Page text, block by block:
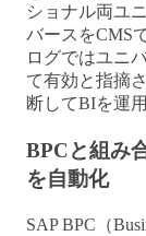
ショナル両ユ
バースをCMS
ログではユニ
て有効と指摘
断してBIを運
BPCと組み
を自動化
SAP BPC（